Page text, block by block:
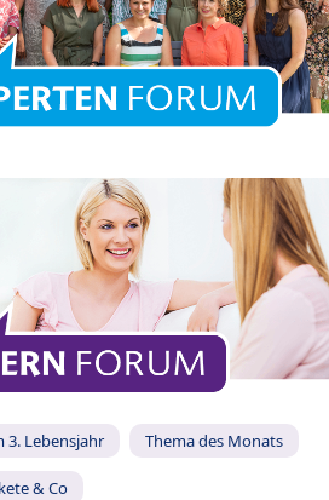
3. Lebensjahr Thema des Monats
& Co